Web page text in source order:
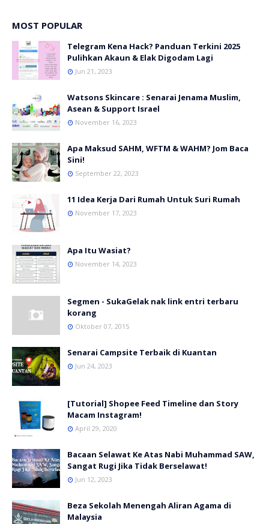
MOST POPULAR
Telegram Kena Hack? Panduan Terkini 2025
Pulihkan Akaun & Elak Digodam Lagi
Jun 21, 2023
Watsons Skincare : Senarai Jenama Muslim,
Asean & Support Israel
November 16, 2023
Apa Maksud SAHM, WFTM & WAHM? Jom Baca
Sini!
September 22, 2023
11 Idea Kerja Dari Rumah Untuk Suri Rumah
November 17, 2023
Apa Itu Wasiat?
November 14, 2023
Segmen - SukaGelak nak link entri terbaru
korang
Oktober 07, 2015
Senarai Campsite Terbaik di Kuantan
Jun 24, 2023
[Tutorial] Shopee Feed Timeline dan Story
Macam Instagram!
April 29, 2020
Bacaan Selawat Ke Atas Nabi Muhammad SAW,
Sangat Rugi Jika Tidak Berselawat!
Jun 12, 2023
Beza Sekolah Menengah Aliran Agama di
Malaysia